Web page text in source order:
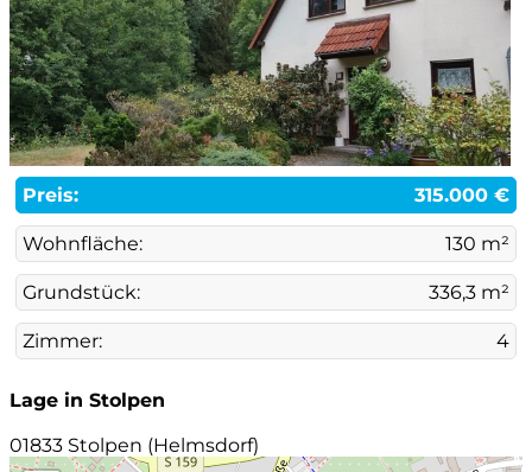
Preis: 315.000 €
Wohnfläche: 130 m²
Grundstück: 336,3 m²
Zimmer: 4
Lage in Stolpen
01833 Stolpen (Helmsdorf)